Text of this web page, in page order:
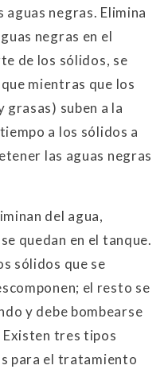
negras. Elimina
negras en el
de los sólidos, se
mientras que los
suben a la
a los sólidos a
las aguas negras
del agua,
quedan en el tanque.
sólidos que se
el resto se
y debe bombearse
tres tipos
para el tratamiento